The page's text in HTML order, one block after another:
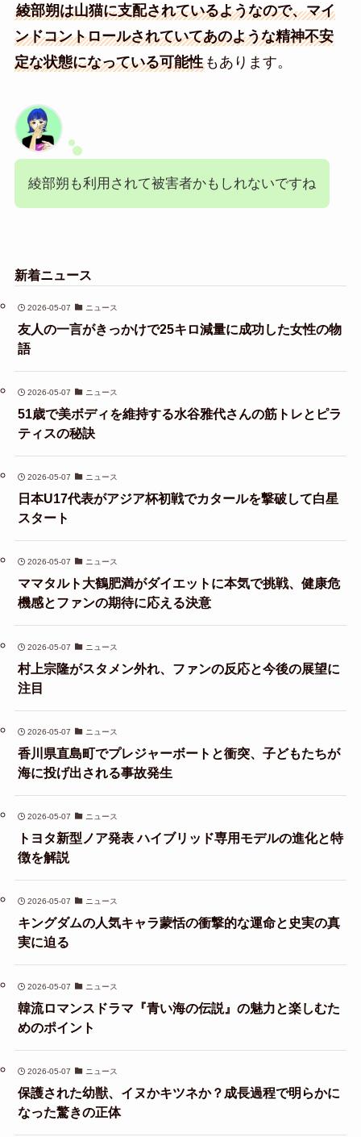
綾部朔は山猫に支配されているようなので、マイ
ンドコントロールされていてあのような精神不安
定な状態になっている可能性もあります。
綾部朔も利用されて被害者かもしれないですね
新着ニュース
2026-05-07 ニュース
友人の一言がきっかけで25キロ減量に成功した女性の物
語
2026-05-07 ニュース
51歳で美ボディを維持する水谷雅代さんの筋トレとピラ
ティスの秘訣
2026-05-07 ニュース
日本U17代表がアジア杯初戦でカタールを撃破して白星
スタート
2026-05-07 ニュース
ママタルト大鶴肥満がダイエットに本気で挑戦、健康危
機感とファンの期待に応える決意
2026-05-07 ニュース
村上宗隆がスタメン外れ、ファンの反応と今後の展望に
注目
2026-05-07 ニュース
香川県直島町でプレジャーボートと衝突、子どもたちが
海に投げ出される事故発生
2026-05-07 ニュース
トヨタ新型ノア発表 ハイブリッド専用モデルの進化と特
徴を解説
2026-05-07 ニュース
キングダムの人気キャラ蒙恬の衝撃的な運命と史実の真
実に迫る
2026-05-07 ニュース
韓流ロマンスドラマ『青い海の伝説』の魅力と楽しむた
めのポイント
2026-05-07 ニュース
保護された幼獣、イヌかキツネか？成長過程で明らかに
なった驚きの正体